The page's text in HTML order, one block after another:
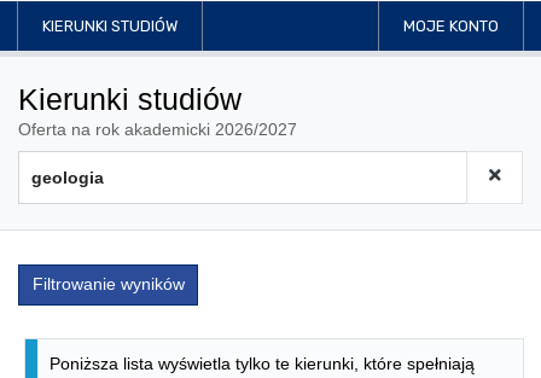
KIERUNKI STUDIÓW MOJE KONTO
Kierunki studiów
Oferta na rok akademicki 2026/2027
Filtrowanie wyników
Lista kierunków - indeks alfabetyczny
Poniższa lista wyświetla tylko te kierunki, które spełniają